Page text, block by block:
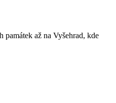
až na Vyšehrad, kde